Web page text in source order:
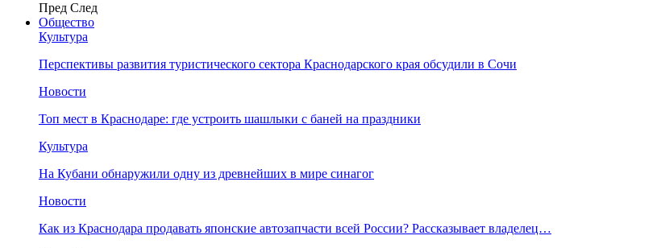
Пред След
Общество
Культура
Перспективы развития туристического сектора Краснодарского края обсудили в Сочи
Новости
Топ мест в Краснодаре: где устроить шашлыки с баней на праздники
Культура
На Кубани обнаружили одну из древнейших в мире синагог
Новости
Как из Краснодара продавать японские автозапчасти всей России? Рассказывает владелец…